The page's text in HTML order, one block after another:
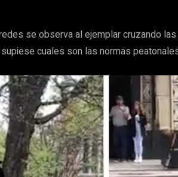
se observa al ejemplar cruzando
cuales son las normas